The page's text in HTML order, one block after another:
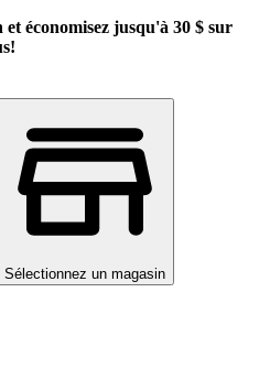
économisez jusqu'à 30 $ sur
Sélectionnez un magasin